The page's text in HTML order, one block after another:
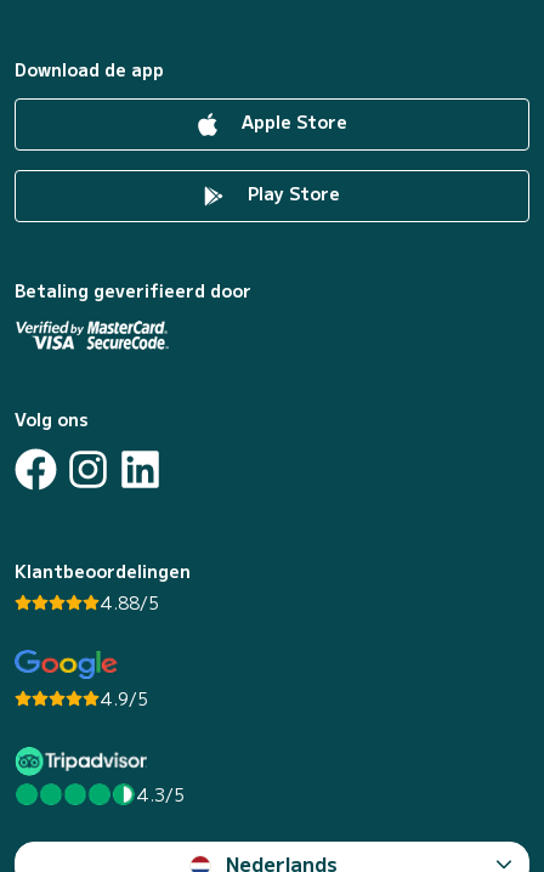
Download de app
Apple Store
Play Store
Betaling geverifieerd door
Volg ons
Klantbeoordelingen
4.88/5
4.9/5
4.3/5
Nederlands